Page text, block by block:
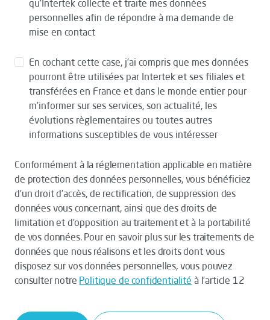
qu’Intertek collecte et traite mes données
personnelles afin de répondre à ma demande de
mise en contact
En cochant cette case, j’ai compris que mes données
pourront être utilisées par Intertek et ses filiales et
transférées en France et dans le monde entier pour
m’informer sur ses services, son actualité, les
évolutions règlementaires ou toutes autres
informations susceptibles de vous intéresser
Conformément à la réglementation applicable en matière
de protection des données personnelles, vous bénéficiez
d’un droit d’accès, de rectification, de suppression des
données vous concernant, ainsi que des droits de
limitation et d’opposition au traitement et à la portabilité
de vos données. Pour en savoir plus sur les traitements de
données que nous réalisons et les droits dont vous
disposez sur vos données personnelles, vous pouvez
consulter notre Politique de confidentialité à l’article 12